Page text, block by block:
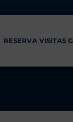
RESERVA VISITAS